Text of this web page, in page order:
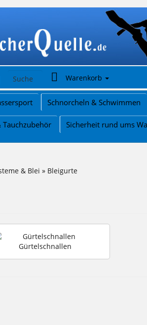
Warenkorb
Schnorcheln & Schwimmen
Tauchzubehör Sicherheit rund ums
& Blei » Bleigurte
Gürtelschnallen